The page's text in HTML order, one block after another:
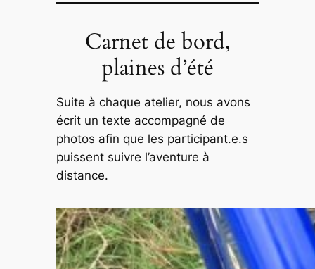
Carnet de bord,
plaines d’été
Suite à chaque atelier, nous avons
écrit un texte accompagné de
photos afin que les participant.e.s
puissent suivre l’aventure à
distance.